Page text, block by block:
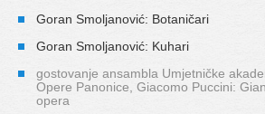
Goran Smoljanović: Botaničari
Goran Smoljanović: Kuhari
gostovanje ansambla Umjetničke
Opere Panonice, Giacomo Puccini:
opera